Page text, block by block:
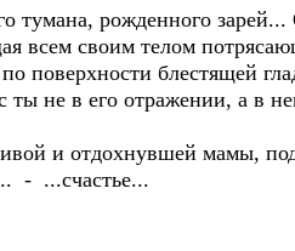
тумана, рожденного
своим телом
поверхности блестящей
ты не в его отражении, а в
и отдохнувшей мамы,
- ...счастье...